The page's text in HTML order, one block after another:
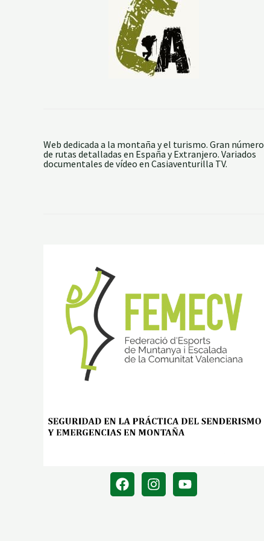
Web dedicada a la montaña y el turismo. Gran número
de rutas detalladas en España y Extranjero. Variados
documentales de vídeo en Casiaventurilla TV.